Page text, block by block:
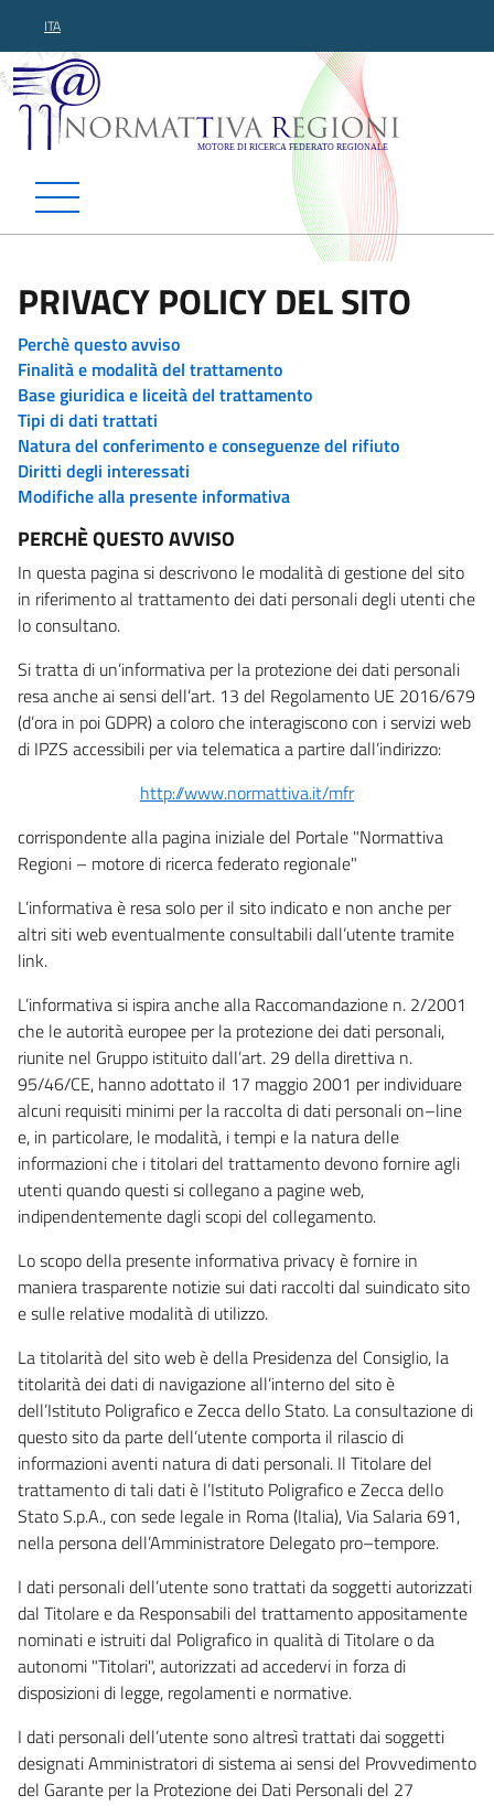
ITA
Normattiva Regioni -
PRIVACY POLICY DEL SITO
Perchè questo avviso
Finalità e modalità del trattamento
Base giuridica e liceità del trattamento
Tipi di dati trattati
Natura del conferimento e conseguenze del rifiuto
Diritti degli interessati
Modifiche alla presente informativa
PERCHÈ QUESTO AVVISO
In questa pagina si descrivono le modalità di gestione del sito
in riferimento al trattamento dei dati personali degli utenti che
lo consultano.
Si tratta di un’informativa per la protezione dei dati personali
resa anche ai sensi dell’art. 13 del Regolamento UE 2016/679
(d’ora in poi GDPR) a coloro che interagiscono con i servizi web
di IPZS accessibili per via telematica a partire dall’indirizzo:
http://www.normattiva.it/mfr
corrispondente alla pagina iniziale del Portale "Normattiva
Regioni – motore di ricerca federato regionale"
L’informativa è resa solo per il sito indicato e non anche per
altri siti web eventualmente consultabili dall’utente tramite
link.
L’informativa si ispira anche alla Raccomandazione n. 2/2001
che le autorità europee per la protezione dei dati personali,
riunite nel Gruppo istituito dall’art. 29 della direttiva n.
95/46/CE, hanno adottato il 17 maggio 2001 per individuare
alcuni requisiti minimi per la raccolta di dati personali on–line
e, in particolare, le modalità, i tempi e la natura delle
informazioni che i titolari del trattamento devono fornire agli
utenti quando questi si collegano a pagine web,
indipendentemente dagli scopi del collegamento.
Lo scopo della presente informativa privacy è fornire in
maniera trasparente notizie sui dati raccolti dal suindicato sito
e sulle relative modalità di utilizzo.
La titolarità del sito web è della Presidenza del Consiglio, la
titolarità dei dati di navigazione all’interno del sito è
dell’Istituto Poligrafico e Zecca dello Stato. La consultazione di
questo sito da parte dell’utente comporta il rilascio di
informazioni aventi natura di dati personali. Il Titolare del
trattamento di tali dati è l’Istituto Poligrafico e Zecca dello
Stato S.p.A., con sede legale in Roma (Italia), Via Salaria 691,
nella persona dell’Amministratore Delegato pro–tempore.
I dati personali dell’utente sono trattati da soggetti autorizzati
dal Titolare e da Responsabili del trattamento appositamente
nominati e istruiti dal Poligrafico in qualità di Titolare o da
autonomi "Titolari", autorizzati ad accedervi in forza di
disposizioni di legge, regolamenti e normative.
I dati personali dell’utente sono altresì trattati dai soggetti
designati Amministratori di sistema ai sensi del Provvedimento
del Garante per la Protezione dei Dati Personali del 27